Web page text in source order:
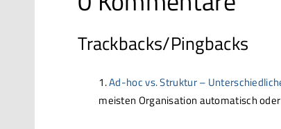
Trackbacks/Pingbacks
Ad-hoc vs. Struktur –
meisten Organisation automatisch